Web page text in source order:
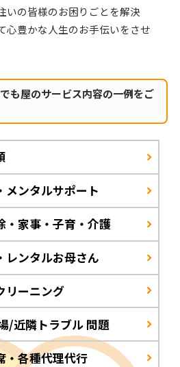
いの皆様のお困りごとを解決
心豊かな人生のお手伝いをさせ
も屋のサービス内容の一例をご
ンタルサポート
・家事・子育・介護
レンタルお母さん
リーニング
/近隣トラブル 問題
・各種代理代行